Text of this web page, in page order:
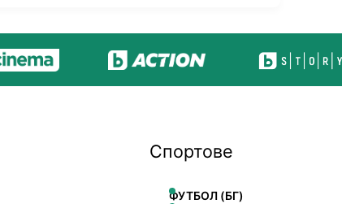
Спортове
ФУТБОЛ (БГ)